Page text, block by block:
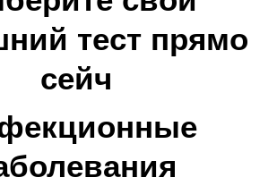
тест прямо
сейч